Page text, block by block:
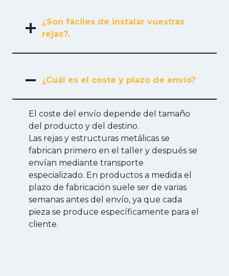
¿Son fáciles de instalar vuestras
rejas?.
¿Cuál es el coste y plazo de envío?
El coste del envío depende del tamaño
del producto y del destino.
Las rejas y estructuras metálicas se
fabrican primero en el taller y después se
envían mediante transporte
especializado. En productos a medida el
plazo de fabricación suele ser de varias
semanas antes del envío, ya que cada
pieza se produce específicamente para el
cliente.